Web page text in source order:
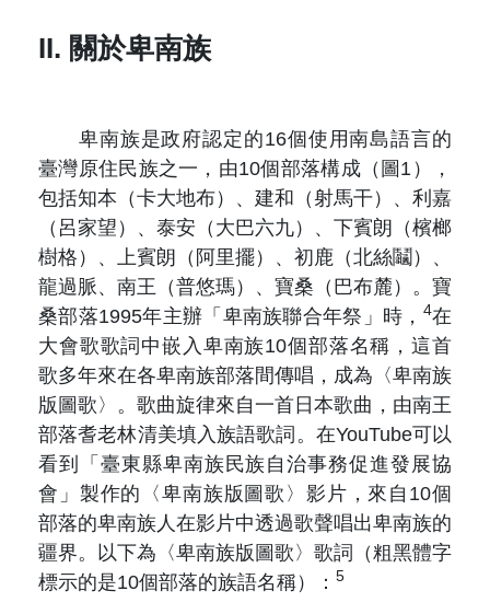
II. 關於卑南族
卑南族是政府認定的16個使用南島語言的
臺灣原住民族之一，由10個部落構成（圖1），
包括知本（卡大地布）、建和（射馬干）、利嘉
（呂家望）、泰安（大巴六九）、下賓朗（檳榔
樹格）、上賓朗（阿里擺）、初鹿（北絲鬮）、
龍過脈、南王（普悠瑪）、寶桑（巴布麓）。寶
桑部落1995年主辦「卑南族聯合年祭」時， 4在
大會歌歌詞中嵌入卑南族10個部落名稱，這首
歌多年來在各卑南族部落間傳唱，成為〈卑南族
版圖歌〉。歌曲旋律來自一首日本歌曲，由南王
部落耆老林清美填入族語歌詞。在YouTube可以
看到「臺東縣卑南族民族自治事務促進發展協
會」製作的〈卑南族版圖歌〉影片，來自10個
部落的卑南族人在影片中透過歌聲唱出卑南族的
疆界。以下為〈卑南族版圖歌〉歌詞（粗黑體字
標示的是10個部落的族語名稱）： 5